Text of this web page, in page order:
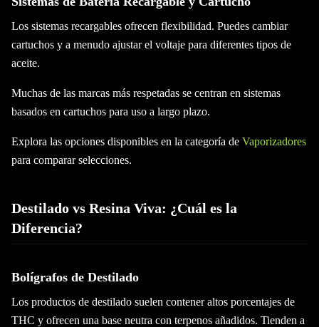
Los sistemas recargables ofrecen flexibilidad. Puedes cambiar
cartuchos y a menudo ajustar el voltaje para diferentes tipos de
aceite.
Muchas de las marcas más respetadas se centran en sistemas
basados en cartuchos para uso a largo plazo.
Explora las opciones disponibles en la categoría de Vaporizadores
para comparar selecciones.
Destilado vs Resina Viva: ¿Cuál es la
Diferencia?
Bolígrafos de Destilado
Los productos de destilado suelen contener altos porcentajes de
THC y ofrecen una base neutra con terpenos añadidos. Tienden a